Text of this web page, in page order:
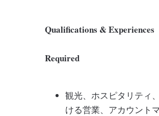
Qualifications & Experiences
Required
観光、ホスピタリティ
ける営業、アカウント